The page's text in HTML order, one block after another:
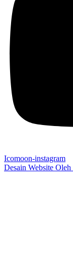
Icomoon-instagram
Desain Website Oleh